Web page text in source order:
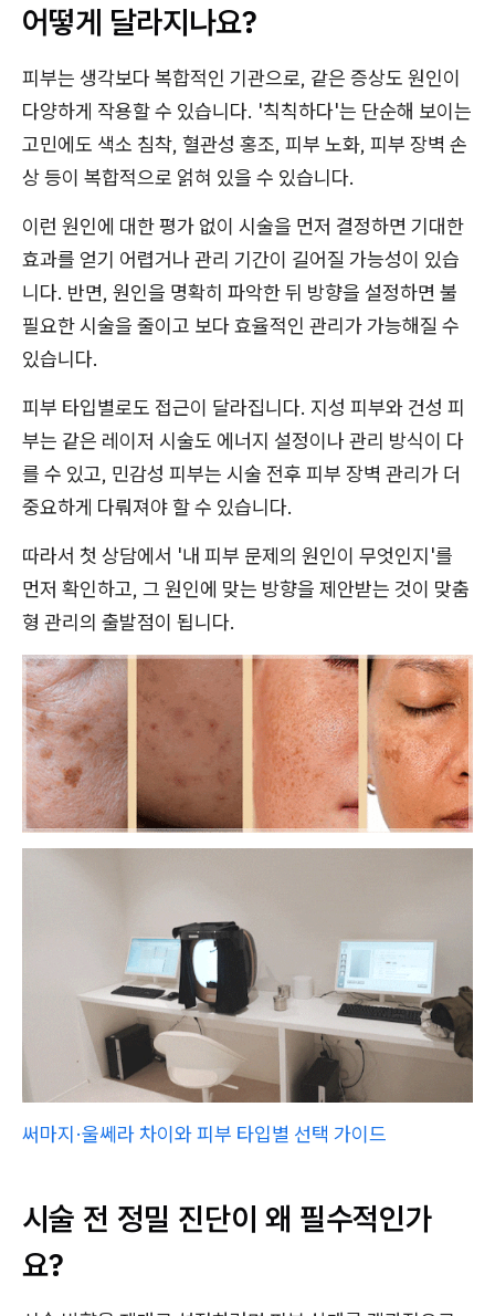
어떻게 달라지나요?
피부는 생각보다 복합적인 기관으로, 같은 증상도 원인이
다양하게 작용할 수 있습니다. '칙칙하다'는 단순해 보이는
고민에도 색소 침착, 혈관성 홍조, 피부 노화, 피부 장벽 손
상 등이 복합적으로 얽혀 있을 수 있습니다.
이런 원인에 대한 평가 없이 시술을 먼저 결정하면 기대한
효과를 얻기 어렵거나 관리 기간이 길어질 가능성이 있습
니다. 반면, 원인을 명확히 파악한 뒤 방향을 설정하면 불
필요한 시술을 줄이고 보다 효율적인 관리가 가능해질 수
있습니다.
피부 타입별로도 접근이 달라집니다. 지성 피부와 건성 피
부는 같은 레이저 시술도 에너지 설정이나 관리 방식이 다
를 수 있고, 민감성 피부는 시술 전후 피부 장벽 관리가 더
중요하게 다뤄져야 할 수 있습니다.
따라서 첫 상담에서 '내 피부 문제의 원인이 무엇인지'를
먼저 확인하고, 그 원인에 맞는 방향을 제안받는 것이 맞춤
형 관리의 출발점이 됩니다.
써마지·울쎄라 차이와 피부 타입별 선택 가이드
시술 전 정밀 진단이 왜 필수적인가
요?